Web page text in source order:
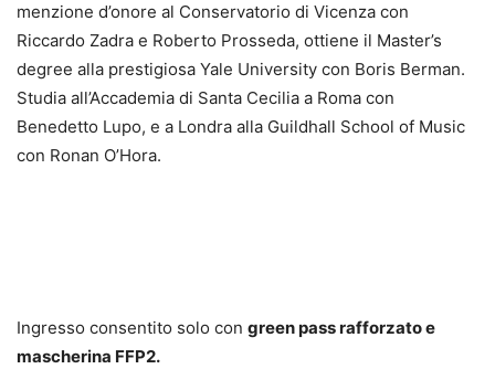
menzione d’onore al Conservatorio di Vicenza con
Riccardo Zadra e Roberto Prosseda, ottiene il Master’s
degree alla prestigiosa Yale University con Boris Berman.
Studia all’Accademia di Santa Cecilia a Roma con
Benedetto Lupo, e a Londra alla Guildhall School of Music
con Ronan O’Hora.
Ingresso consentito solo con green pass rafforzato e
mascherina FFP2.